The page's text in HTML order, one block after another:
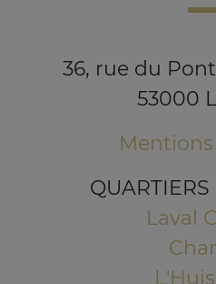
36, rue du
53000
Laval